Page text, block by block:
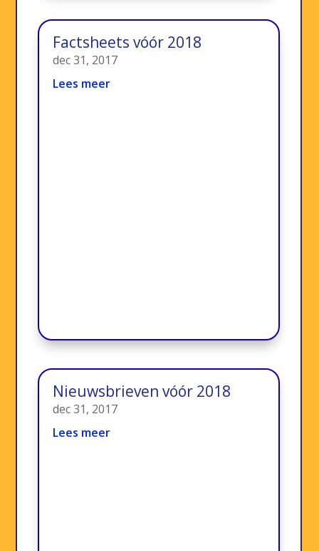
Factsheets vóór 2018
dec 31, 2017
Lees meer
Nieuwsbrieven vóór 2018
dec 31, 2017
Lees meer